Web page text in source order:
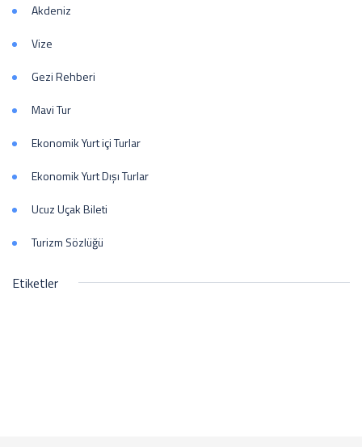
Akdeniz
Vize
Gezi Rehberi
Mavi Tur
Ekonomik Yurt içi Turlar
Ekonomik Yurt Dışı Turlar
Ucuz Uçak Bileti
Turizm Sözlüğü
Etiketler